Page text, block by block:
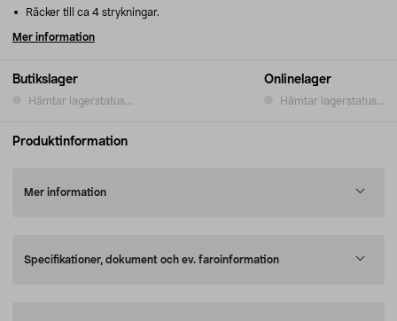
Butikslager
Hämtar lagerstatus...
Onlinelager
Hämtar lagerstatus...
Räcker till ca 4 strykningar.
Mer information
Produktinformation
Mer information
Specifikationer, dokument och ev. faroinformation